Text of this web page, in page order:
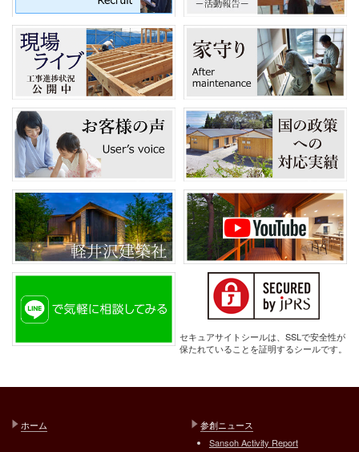
セキュアサイトシールは、SSLで安全性が
保たれていることを証明するシールです。
ホーム
参創ニュース
Sansoh Activity Report